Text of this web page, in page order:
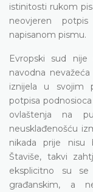
istinitosti rukom
neovjeren
napisanom pismu.
Evropski sud
navodna
iznijela u svojim
potpisa
ovlaštenja na
neusklađenošću
nikada prije nisu
Štaviše, takvi
eksplicitno su
građanskim, a